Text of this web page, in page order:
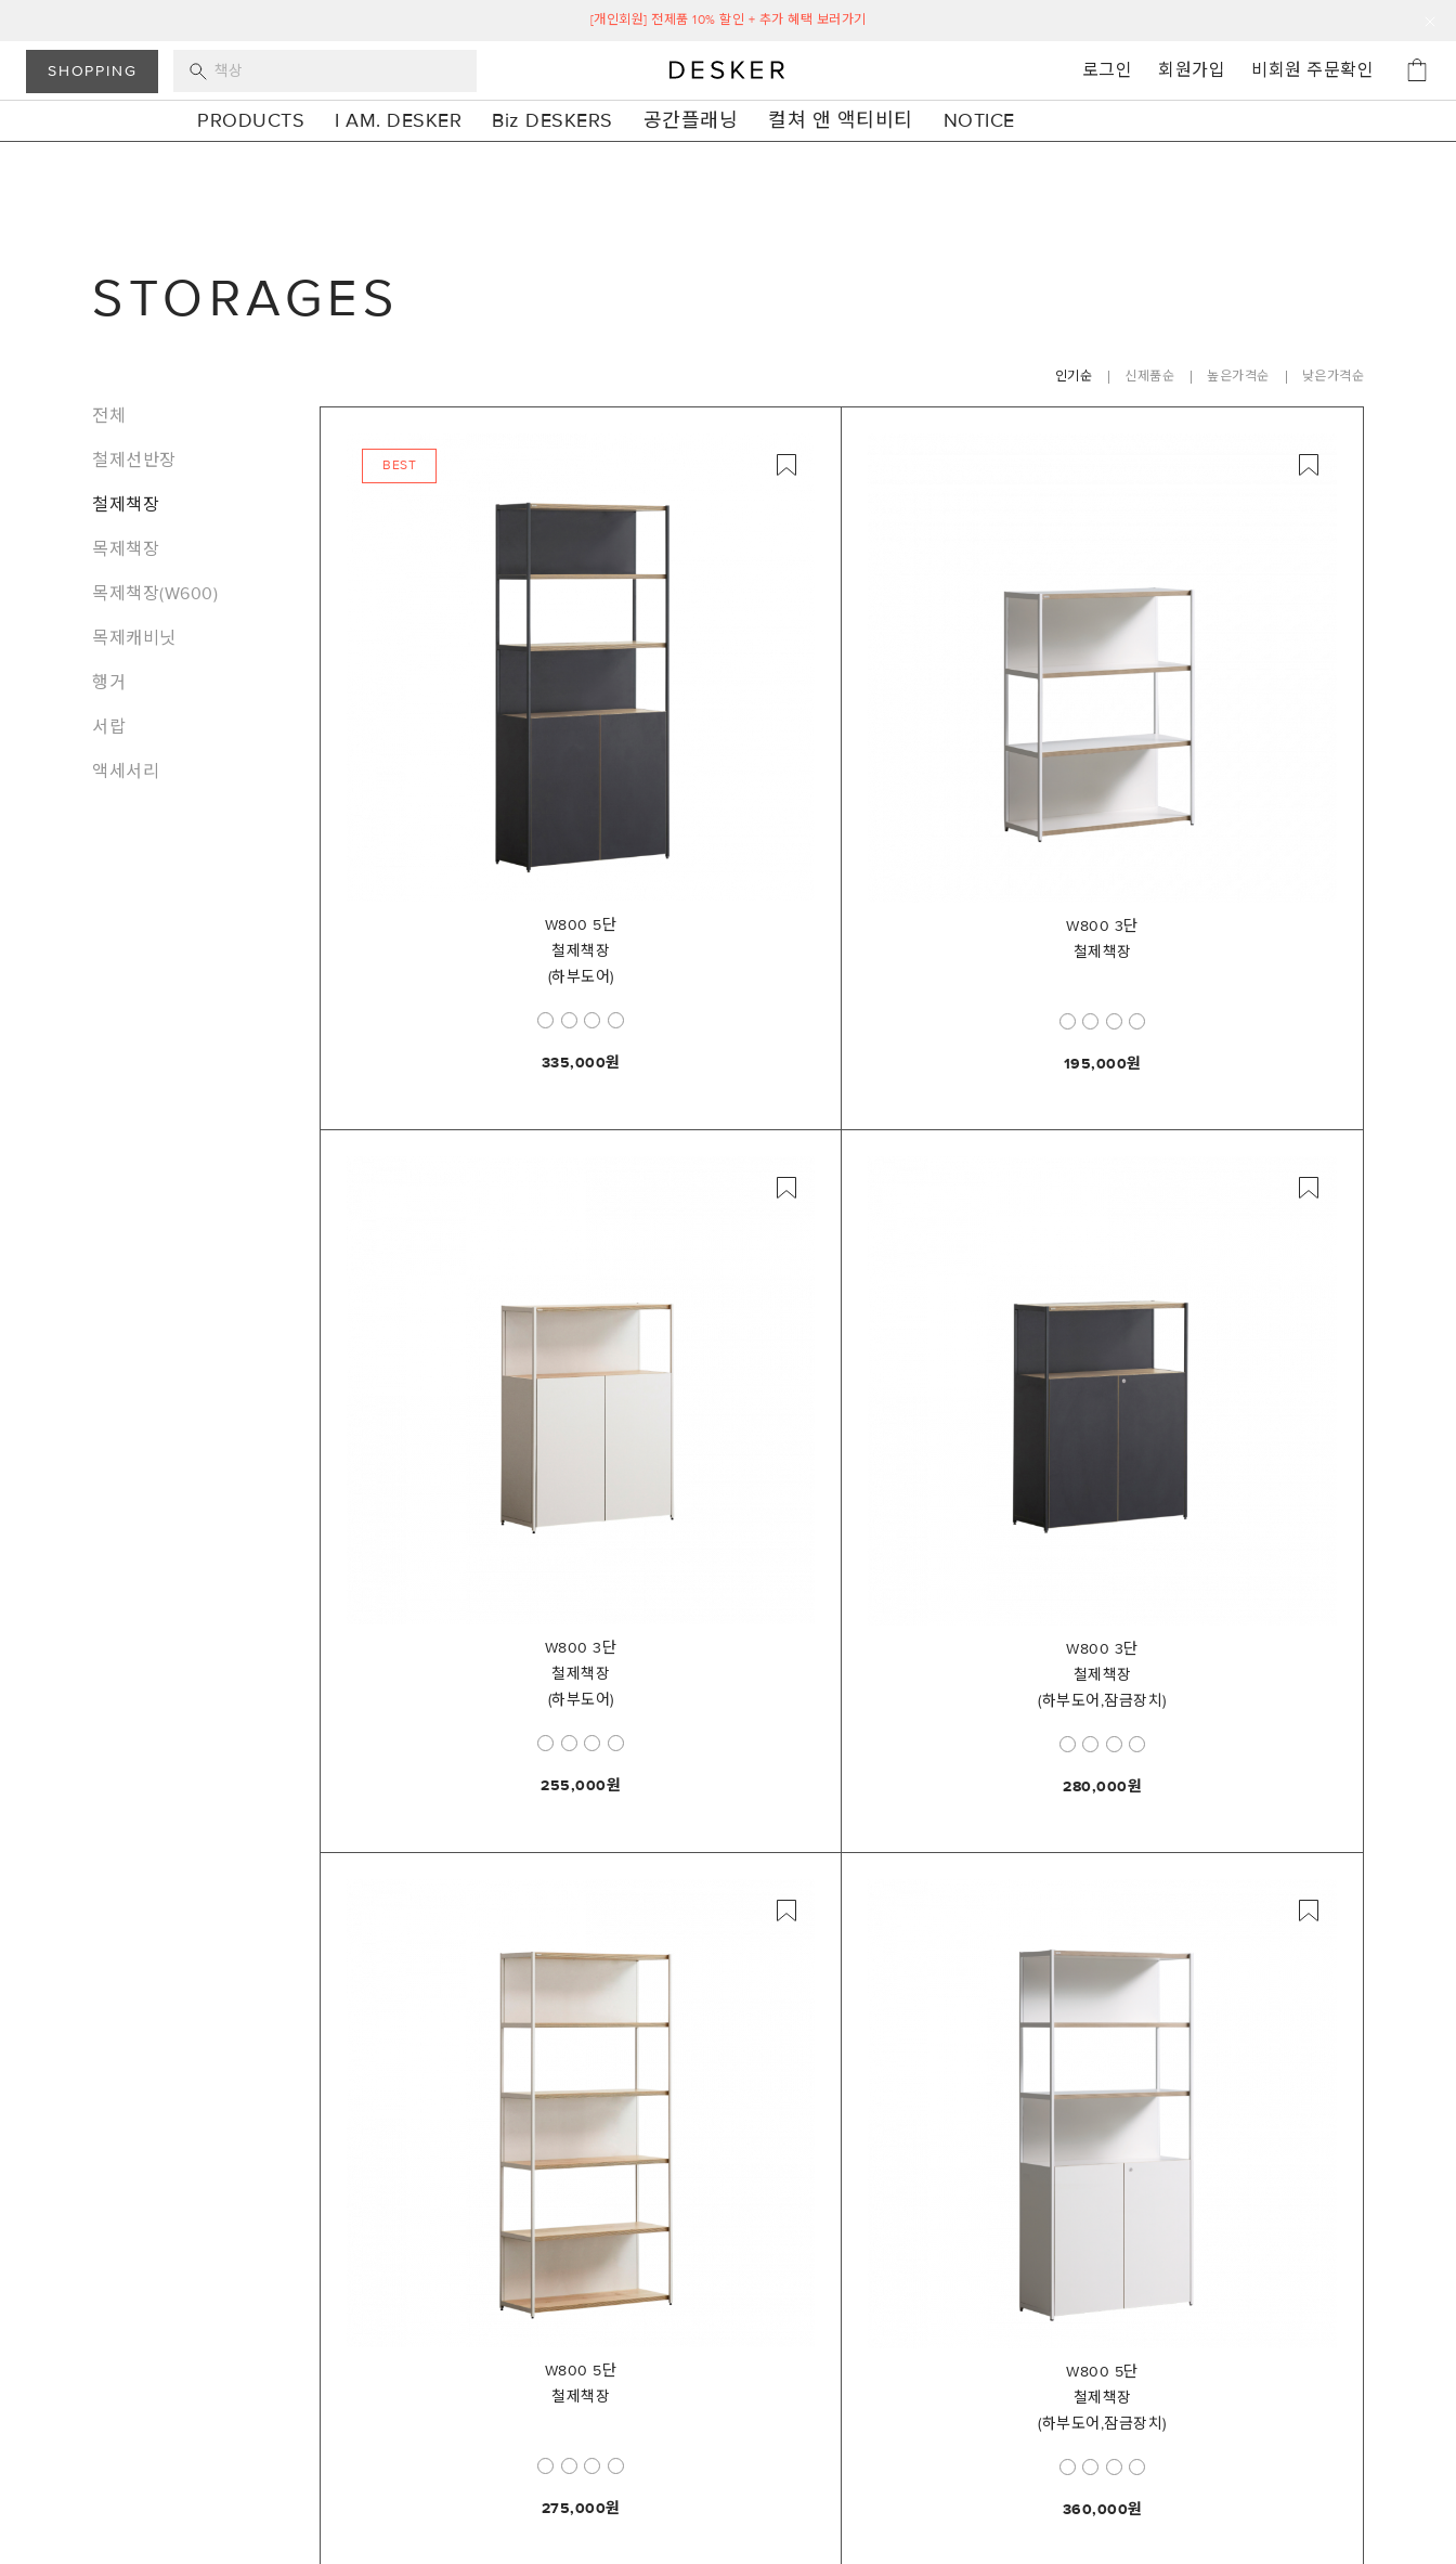
[개인회원] 전제품 10% 할인 + 추가 혜택 보러가기
SHOPPING 로그인 회원가입 비회원 주문확인
PRODUCTS I AM. DESKER Biz DESKERS 공간플래닝 컬쳐 앤 액티비티 NOTICE
STORAGES
전체
철제선반장
철제책장
목제책장
목제책장(W600)
목제캐비닛
행거
서랍
액세서리
인기순 신제품순 높은가격순 낮은가격순
BEST
W800 5단
철제책장
(하부도어)
335,000
W800 3단
철제책장
195,000
W800 3단
철제책장
(하부도어)
255,000
W800 3단
철제책장
(하부도어,잠금장치)
280,000
W800 5단
철제책장
275,000
W800 5단
철제책장
(하부도어,잠금장치)
360,000